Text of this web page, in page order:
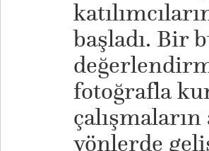
başladı. Bir
fotoğrafla
yönlerde